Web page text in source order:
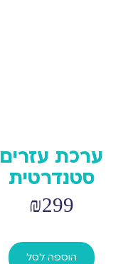
ערכת עזרים
סטנדרטית
₪299
הוספה לסל